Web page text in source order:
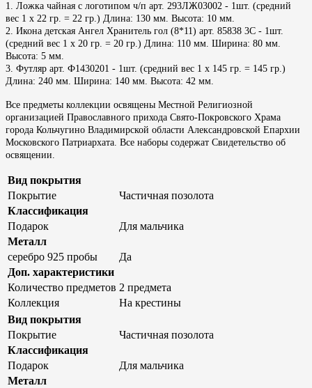
1. Ложка чайная с логотипом ч/п арт. 293ЛЖ03002 - 1шт. (средний
вес 1 х 22 гр. = 22 гр.) Длина: 130 мм. Высота: 10 мм.
2. Икона детская Ангел Хранитель гол (8*11) арт. 85838 3C - 1шт.
(средний вес 1 х 20 гр. = 20 гр.) Длина: 110 мм. Ширина: 80 мм.
Высота: 5 мм.
3. Футляр арт. Ф1430201 - 1шт. (средний вес 1 х 145 гр. = 145 гр.)
Длина: 240 мм. Ширина: 140 мм. Высота: 42 мм.
Все предметы коллекции освящены Местной Религиозной
организацией Православного прихода Свято-Покровского Храма
города Кольчугино Владимирской области Александровской Епархии
Московского Патриархата. Все наборы содержат Свидетельство об
освящении.
Вид покрытия
Покрытие
Частичная позолота
Классификация
Подарок
Для мальчика
Металл
серебро 925 пробы
Да
Доп. характеристики
Количество предметов 2 предмета
Коллекция
На крестины
Вид покрытия
Покрытие
Частичная позолота
Классификация
Подарок
Для мальчика
Металл